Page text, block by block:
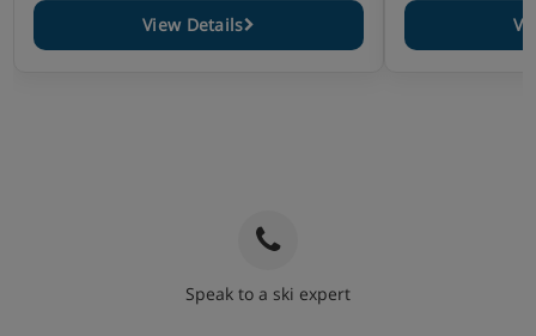
View Details
Speak to a ski expert